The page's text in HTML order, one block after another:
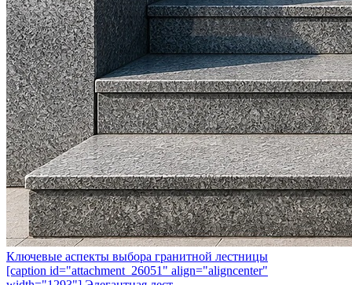
Ключевые аспекты выбора гранитной лестницы
[caption id="attachment_26051" align="aligncenter"